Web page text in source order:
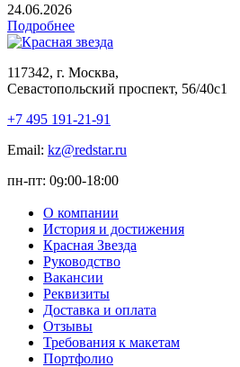
24.06.2026
Подробнее
117342, г. Москва,
Севастопольский проспект, 56/40с1
+7 495 191-21-91
Email: kz@redstar.ru
пн-пт: 09:00-18:00
О компании
История и достижения
Красная Звезда
Руководство
Вакансии
Реквизиты
Доставка и оплата
Отзывы
Требования к макетам
Портфолио